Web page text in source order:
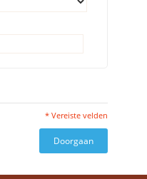
* Vereiste velden
Doorgaan